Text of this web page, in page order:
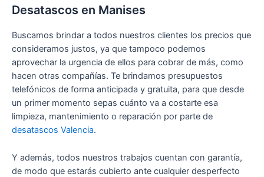
Desatascos en Manises
Buscamos brindar a todos nuestros clientes los precios que
consideramos justos, ya que tampoco podemos
aprovechar la urgencia de ellos para cobrar de más, como
hacen otras compañías. Te brindamos presupuestos
telefónicos de forma anticipada y gratuita, para que desde
un primer momento sepas cuánto va a costarte esa
limpieza, mantenimiento o reparación por parte de
desatascos Valencia.
Y además, todos nuestros trabajos cuentan con garantía,
de modo que estarás cubierto ante cualquier desperfecto